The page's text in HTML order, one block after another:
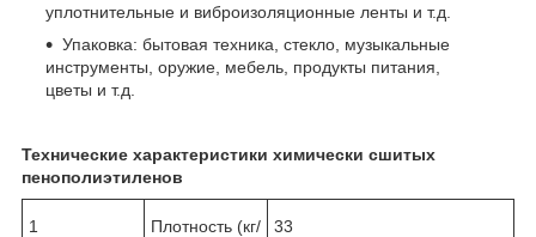
уплотнительные и виброизоляционные ленты и т.д.
Упаковка: бытовая техника, стекло, музыкальные
инструменты, оружие, мебель, продукты питания,
цветы и т.д.
Технические характеристики химически сшитых
пенополиэтиленов
1
Плотность (кг/
33